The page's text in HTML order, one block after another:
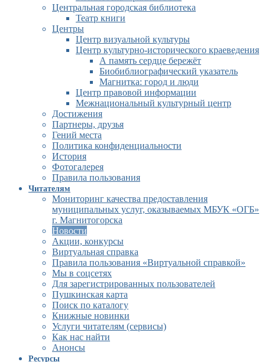
Центральная городская библиотека
Театр книги
Центры
Центр визуальной культуры
Центр культурно-исторического краеведения
А память сердце бережёт
Биобиблиографический указатель
Магнитка: город и люди
Центр правовой информации
Межнациональный культурный центр
Достижения
Партнеры, друзья
Гений места
Политика конфиденциальности
История
Фотогалерея
Правила пользования
Читателям
Мониторинг качества предоставления
муниципальных услуг, оказываемых МБУК «ОГБ»
г. Магнитогорска
Новости
Акции, конкурсы
Виртуальная справка
Правила пользования «Виртуальной справкой»
Мы в соцсетях
Для зарегистрированных пользователей
Пушкинская карта
Поиск по каталогу
Книжные новинки
Услуги читателям (сервисы)
Как нас найти
Анонсы
Ресурсы